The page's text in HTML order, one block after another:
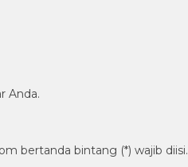
Anda.
bertanda bintang (*) wajib diisi.